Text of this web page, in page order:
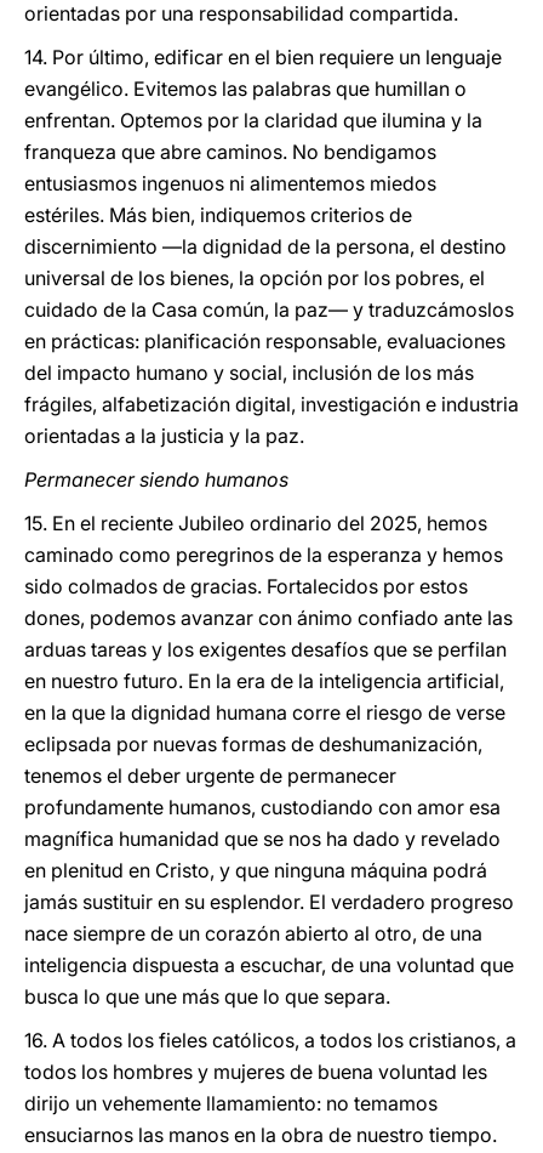
orientadas por una responsabilidad compartida.
14. Por último, edificar en el bien requiere un lenguaje
evangélico. Evitemos las palabras que humillan o
enfrentan. Optemos por la claridad que ilumina y la
franqueza que abre caminos. No bendigamos
entusiasmos ingenuos ni alimentemos miedos
estériles. Más bien, indiquemos criterios de
discernimiento —la dignidad de la persona, el destino
universal de los bienes, la opción por los pobres, el
cuidado de la Casa común, la paz— y traduzcámoslos
en prácticas: planificación responsable, evaluaciones
del impacto humano y social, inclusión de los más
frágiles, alfabetización digital, investigación e industria
orientadas a la justicia y la paz.
Permanecer siendo humanos
15. En el reciente Jubileo ordinario del 2025, hemos
caminado como peregrinos de la esperanza y hemos
sido colmados de gracias. Fortalecidos por estos
dones, podemos avanzar con ánimo confiado ante las
arduas tareas y los exigentes desafíos que se perfilan
en nuestro futuro. En la era de la inteligencia artificial,
en la que la dignidad humana corre el riesgo de verse
eclipsada por nuevas formas de deshumanización,
tenemos el deber urgente de permanecer
profundamente humanos, custodiando con amor esa
magnífica humanidad que se nos ha dado y revelado
en plenitud en Cristo, y que ninguna máquina podrá
jamás sustituir en su esplendor. El verdadero progreso
nace siempre de un corazón abierto al otro, de una
inteligencia dispuesta a escuchar, de una voluntad que
busca lo que une más que lo que separa.
16. A todos los fieles católicos, a todos los cristianos, a
todos los hombres y mujeres de buena voluntad les
dirijo un vehemente llamamiento: no temamos
ensuciarnos las manos en la obra de nuestro tiempo.